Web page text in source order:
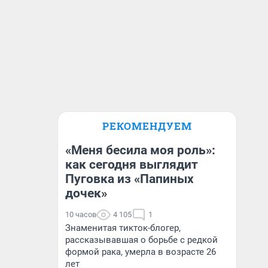
РЕКОМЕНДУЕМ
«Меня бесила моя роль»:
как сегодня выглядит
Пуговка из «Папиных
дочек»
10 часов 4 105 1
Знаменитая тикток-блогер,
рассказывавшая о борьбе с редкой
формой рака, умерла в возрасте 26
лет